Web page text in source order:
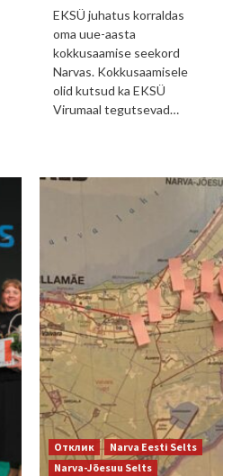
EKSÜ juhatus korraldas
oma uue-aasta
kokkusaamise seekord
Narvas. Kokkusaamisele
olid kutsud ka EKSÜ
Virumaal tegutsevad…
Отклик
Narva Eesti Selts
Narva-Jõesuu Selts